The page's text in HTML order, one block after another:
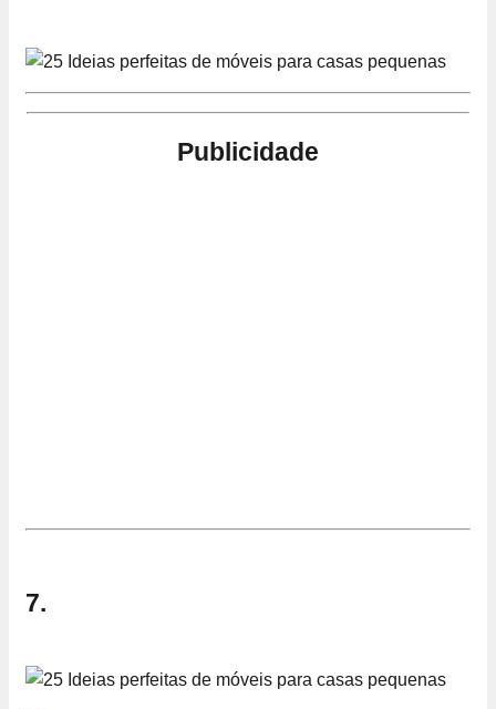
Publicidade
7.